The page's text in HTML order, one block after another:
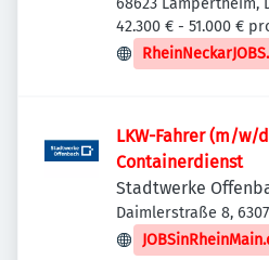
68623 Lampertheim,
42.300 € - 51.000 €
LKW-Fahrer (m/w/
Containerdienst
Stadtwerke
Daimlerstraße 8,
Deutschland